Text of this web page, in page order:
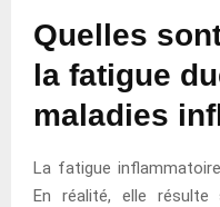
Quelles
la fatigue
maladies
La fatigue
En réalité, elle résulte